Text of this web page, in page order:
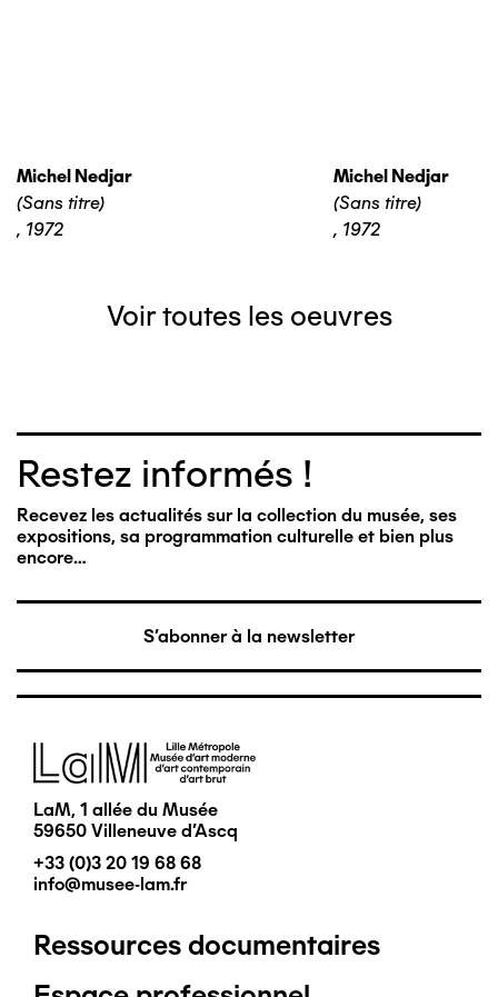
Michel Nedjar
(Sans titre)
, 1972
Michel Nedjar
(Sans titre)
, 1972
Voir toutes les oeuvres
Restez informés !
Recevez les actualités sur la collection du musée, ses
expositions, sa programmation culturelle et bien plus
encore…
S'abonner à la newsletter
Image
LaM, 1 allée du Musée
59650 Villeneuve d'Ascq
+33 (0)3 20 19 68 68
info@musee-lam.fr
Pied
Ressources documentaires